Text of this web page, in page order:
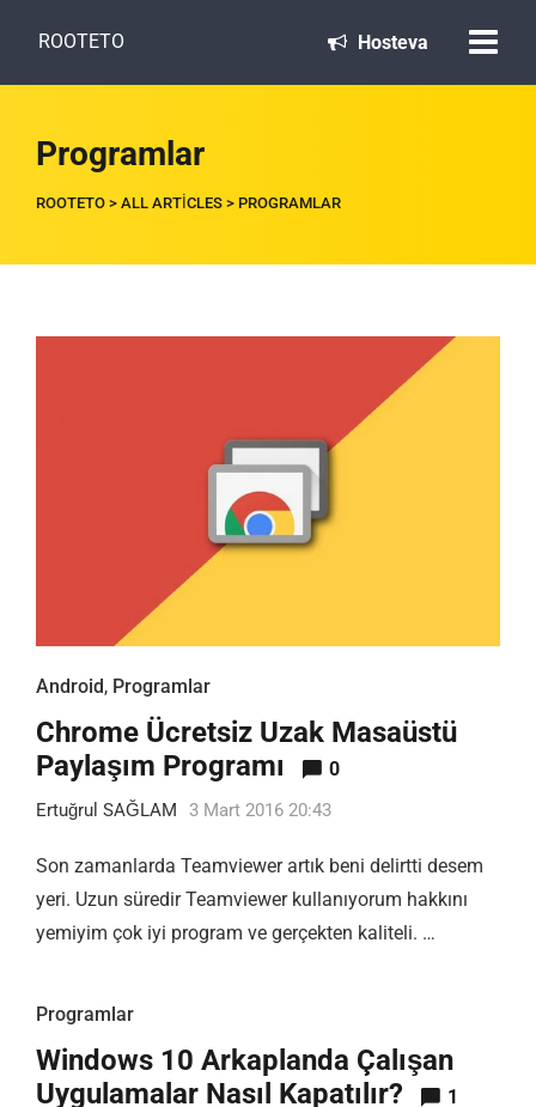
ROOTETO Hosteva
Programlar
ROOTETO > ALL ARTICLES > PROGRAMLAR
Android, Programlar
Chrome Ücretsiz Uzak Masaüstü
Paylaşım Programı
0
Ertuğrul SAĞLAM 3 Mart 2016 20:43
Son zamanlarda Teamviewer artık beni delirtti desem
yeri. Uzun süredir Teamviewer kullanıyorum hakkını
yemiyim çok iyi program ve gerçekten kaliteli. …
Programlar
Windows 10 Arkaplanda Çalışan
Uygulamalar Nasıl Kapatılır?
1